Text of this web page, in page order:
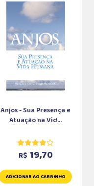
Anjos - Sua Presença e
Atuação na Vid...
R$ 19,70
ADICIONAR AO CARRINHO